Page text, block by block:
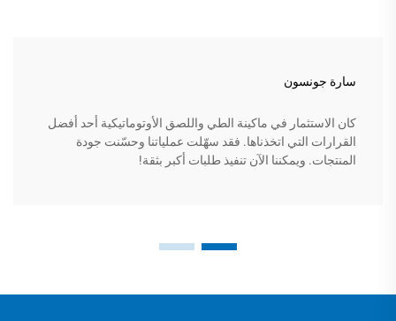
سارة جونسون
كان الاستثمار في ماكينة الطي واللصق الأوتوماتيكية أحد أفضل
القرارات التي اتخذناها. فقد سهّلت عملياتنا وحسّنت جودة
المنتجات. ويمكننا الآن تنفيذ طلبات أكبر بثقة!